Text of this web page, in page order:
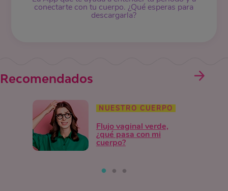
conectarte con tu cuerpo. ¿Qué esperas para
descargarla?
Recomendados
NUESTRO CUERPO
Flujo vaginal verde,
¿qué pasa con mi
cuerpo?